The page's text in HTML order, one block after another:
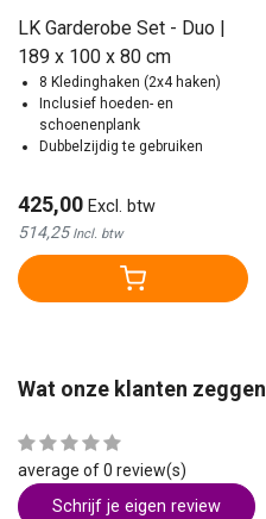
LK Garderobe Set - Duo |
189 x 100 x 80 cm
8 Kledinghaken (2x4 haken)
Inclusief hoeden- en
schoenenplank
Dubbelzijdig te gebruiken
425,00 Excl. btw
514,25Incl. btw
Wat onze klanten zeggen
average of 0 review(s)
Schrijf je eigen review